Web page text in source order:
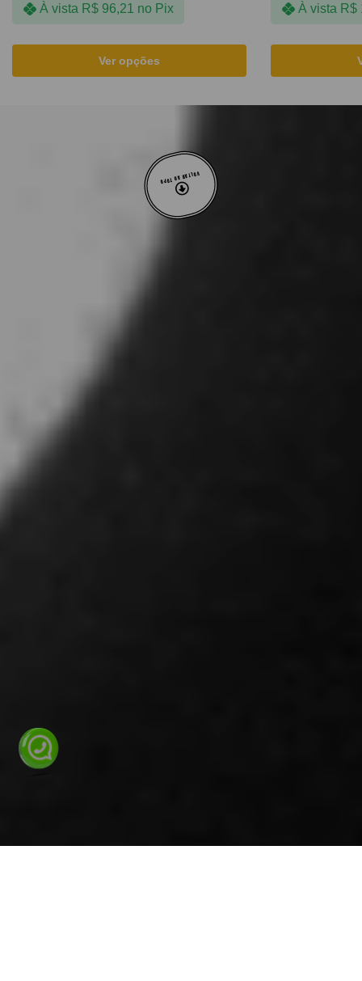
À vista R$96,21 no Pix
Ver opções
À vista R$
VOLTAR AO TOPO